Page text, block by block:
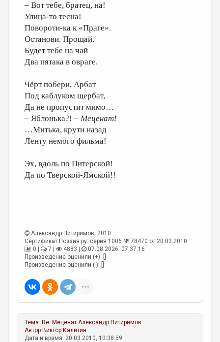
ПУБЛИЦИСТИКА
РЕЦЕНЗИРОВАНИЕ
ЦИКЛЫ ПУБЛИКАЦИЙ
ТРЕДИАКОВСКИЙ
ВКОНТАКТЕ
– Вот тебе, братец, на!
Улица-то тесна!
Повороти-ка к «Праге».
Останови. Прощай.
Будет тебе на чай
Два пятака в овраге.
Чёрт побери, Арбат
Под каблуком щербат,
Да не пропустит мимо…
– Яблонька?!– Меценат!
…Митька, крути назад
Ленту немого фильма!
Эх, вдоль по Питерской!
Да по Тверской-Ямской!!
Александр Питиримов, 2010
Сертификат Поэзия.ру: серия 1006 № 78470 от 20.03.2010
0 |
7 | 4883 |
07.08.2026. 07:37:16
Произведение оценили (+): []
Произведение оценили (-): []
Тема: Re: Меценат Александр Питиримов
Автор Виктор Калитин
Дата и время: 20.03.2010, 10:38:59